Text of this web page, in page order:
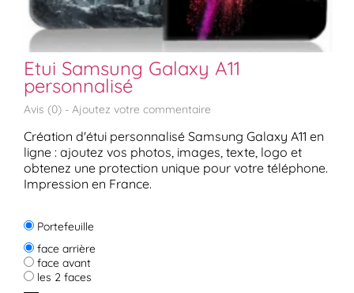
Etui Samsung Galaxy A11
personnalisé
Avis (0) - Ajoutez votre commentaire
Création d'étui personnalisé Samsung Galaxy A11 en
ligne : ajoutez vos photos, images, texte, logo et
obtenez une protection unique pour votre téléphone.
Impression en France.
Portefeuille
face arrière
face avant
les 2 faces